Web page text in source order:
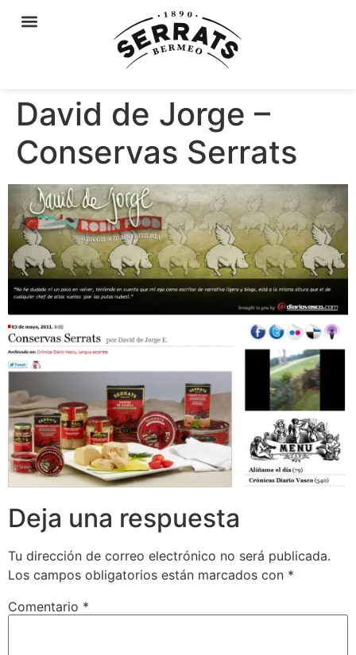
David de Jorge –
Conservas Serrats
Deja una respuesta
Tu dirección de correo electrónico no será publicada.
Los campos obligatorios están marcados con *
Comentario *